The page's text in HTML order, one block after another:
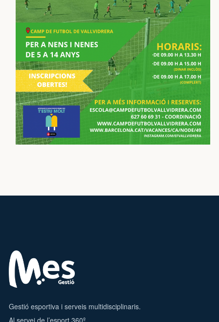
Gestió esportiva i serveis multidisciplinaris.